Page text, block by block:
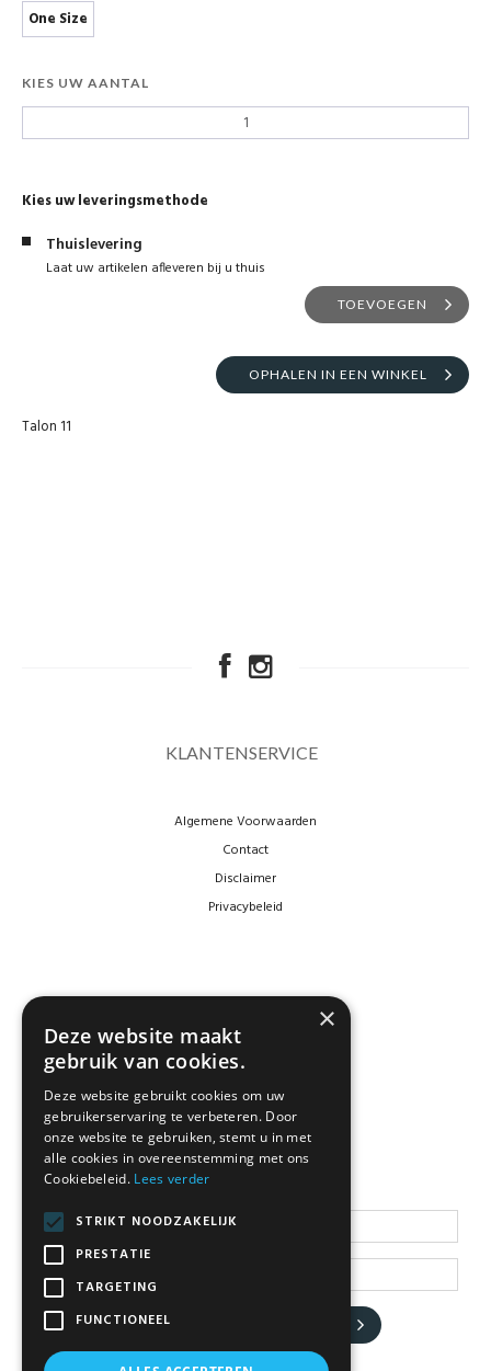
One Size
KIES UW AANTAL
Kies uw leveringsmethode
Thuislevering
Laat uw artikelen afleveren bij u thuis
TOEVOEGEN
OPHALEN IN EEN WINKEL
Talon 11
KLANTENSERVICE
Algemene Voorwaarden
Contact
Disclaimer
Privacybeleid
NEWSLETTER
Blijf op de hoogte
JA, HOU ME OP DE HOOGTE
×
Deze website maakt
gebruik van cookies.
Deze website gebruikt cookies om uw
gebruikerservaring te verbeteren. Door
onze website te gebruiken, stemt u in met
alle cookies in overeenstemming met ons
Cookiebeleid. Lees verder
STRIKT NOODZAKELIJK
PRESTATIE
TARGETING
FUNCTIONEEL